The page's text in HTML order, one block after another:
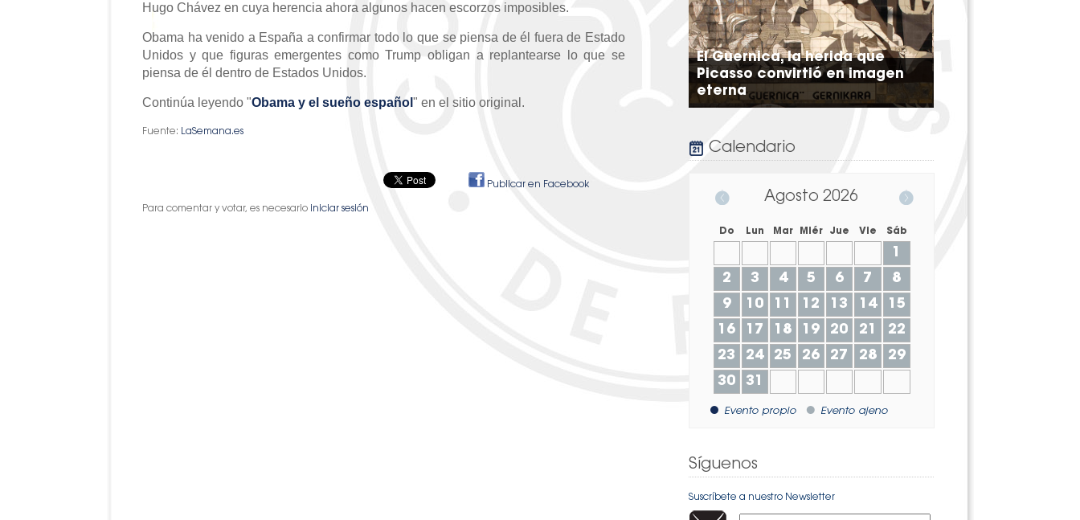
Hugo Chávez en cuya herencia ahora algunos hacen escorzos imposibles.
Obama ha venido a España a confirmar todo lo que se piensa de él fuera de Estado
Unidos y que figuras emergentes como Trump obligan a replantearse lo que se
piensa de él dentro de Estados Unidos.
Continúa leyendo "Obama y el sueño español " en el sitio original.
Fuente: LaSemana.es
Publicar en Facebook
Para comentar y votar, es necesario iniciar sesión
El Guernica, la herida que
Picasso convirtió en imagen
eterna
Calendario
Agosto 2026
Do Lun Mar Miér Jue Vie Sáb
1
2
3 4 5 6 7
8
9
10 11 12 13 14
15
16
17 18 19 20 21
22
23
24 25 26 27 28
29
30
31
Evento propio Evento ajeno
Síguenos
Suscríbete a nuestro Newsletter